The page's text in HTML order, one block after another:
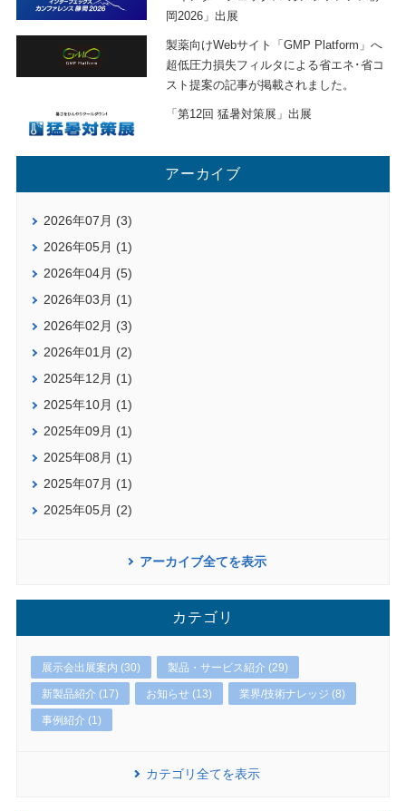
岡2026」出展
製薬向けWebサイト「GMP Platform」へ
超低圧力損失フィルタによる省エネ･省コ
スト提案の記事が掲載されました。
「第12回 猛暑対策展」出展
アーカイブ
2026年07月 (3)
2026年05月 (1)
2026年04月 (5)
2026年03月 (1)
2026年02月 (3)
2026年01月 (2)
2025年12月 (1)
2025年10月 (1)
2025年09月 (1)
2025年08月 (1)
2025年07月 (1)
2025年05月 (2)
アーカイブ全てを表示
カテゴリ
展示会出展案内 (30) 製品・サービス紹介 (29)
新製品紹介 (17) お知らせ (13) 業界/技術ナレッジ (8)
事例紹介 (1)
カテゴリ全てを表示